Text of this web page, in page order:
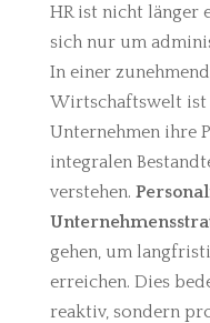
HR ist nicht länger
sich nur um
In einer
Wirtschaftswelt ist
Unternehmen ihre
integralen
verstehen.
gehen, um
erreichen. Dies
reaktiv, sondern